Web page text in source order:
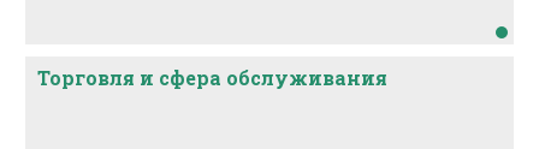
Торговля и сфера обслуживания